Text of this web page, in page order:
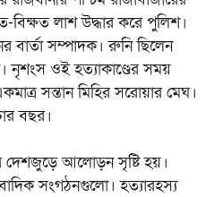
বিক্ষত লাশ উদ্ধার করে পুলিশ।
বার্তা সম্পাদক। রুনি ছিলেন
নৃশংস ওই হত্যাকাণ্ডের সময়
সন্তান মিহির সরোয়ার মেঘ।
বছর।
দেশজুড়ে আলোড়ন সৃষ্টি হয়।
সংগঠনগুলো। হত্যারহস্য